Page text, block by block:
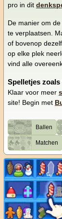
pro in dit
De manier om
te verplaatsen.
of bovenop
op elke plek
vind alle
Spelletjes
Klaar voor meer
site! Begin met
Ballen
Matchen